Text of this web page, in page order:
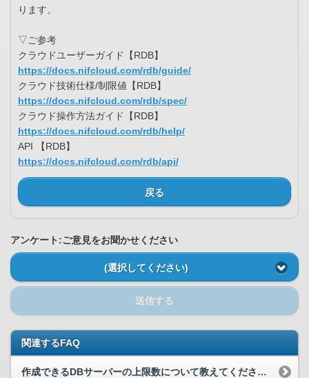
ります。
▽ご参考
クラウドユーザーガイド【RDB】
https://docs.nifcloud.com/rdb/guide/
クラウド技術仕様/制限値【RDB】
https://docs.nifcloud.com/rdb/spec/
クラウド操作方法ガイド【RDB】
https://docs.nifcloud.com/rdb/help/
API 【RDB】
https://docs.nifcloud.com/rdb/api/
戻る
アンケート:ご意見をお聞かせください
(選択してください)
送信する
関連するFAQ
作成できるDBサーバーの上限数について教えてください。